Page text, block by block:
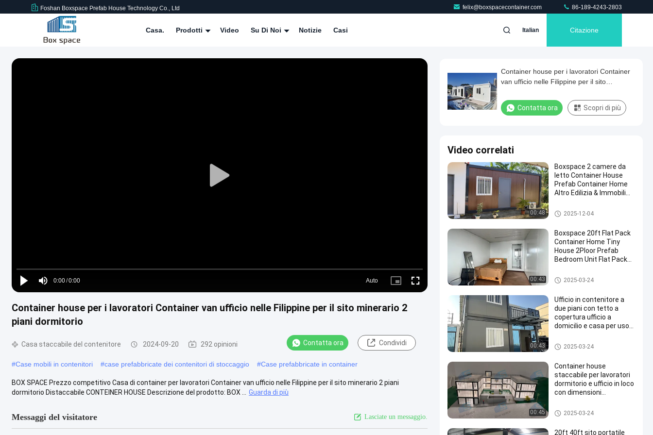
Foshan Boxspace Prefab House Technology Co., Ltd felix@boxspacecontainer.com 86-189-4243-2803
Casa. Prodotti Video Su Di Noi Notizie Casi Italian Citazione
Play
Play
Mute
Time
0:00/0:00
Loaded:
0%
Auto
Picture- Fullscreen
Container house per i lavoratori Container van ufficio nelle Filippine per il sito minerario 2
piani dormitorio
Casa staccabile del contenitore 2024-09-20 292 opinioni Contatta ora Condividi
#Case mobili in contenitori #case prefabbricate dei contenitori di stoccaggio #Case prefabbricate in container
BOX SPACE Prezzo competitivo Casa di container per lavoratori Container van ufficio nelle Filippine per il sito minerario 2 piani
dormitorio Distaccabile CONTEINER HOUSE Descrizione del prodotto: BOX ...
Guarda di più
Messaggi del visitatore Lasciate un messaggio.
Container house per i lavoratori Container
van ufficio nelle Filippine per il sito
Contatta ora Scopri di più
Video correlati
00:48
Boxspace 2 camere da
letto Container House
Prefab Container Home
Altro Edilizia & Immobili
House
Casa staccabile del contenitor
e
2025-12-04
00:43
Boxspace 20ft Flat Pack
Container Home Tiny
House 2Ploor Prefab
Bedroom Unit Flat Pack
Casa staccabile del contenitor
e
2025-03-24
00:43
Ufficio in contenitore a
due piani con tetto a
copertura ufficio a
domicilio e casa per uso
Casa staccabile del contenitor
e
2025-03-24
00:45
Container house
staccabile per lavoratori
dormitorio e ufficio in loco
con dimensioni
facile installazione
Casa staccabile del contenitor
e
2025-03-24
20ft 40ft sito portatile